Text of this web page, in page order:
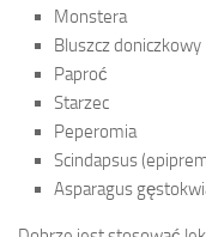
Monstera
Bluszcz doniczkowy
Paproć
Starzec
Peperomia
Scindapsus
Asparagus